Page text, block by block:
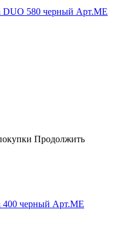
DUO 580 черный Арт.ME
Продолжить
400 черный Арт.ME